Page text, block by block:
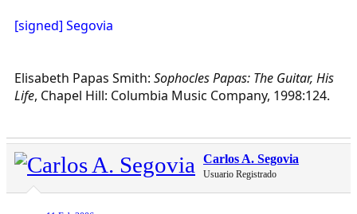
[signed] Segovia
Elisabeth Papas Smith: Sophocles Papas: The Guitar, His
Life, Chapel Hill: Columbia Music Company, 1998:124.
Carlos A. Segovia
Usuario Registrado